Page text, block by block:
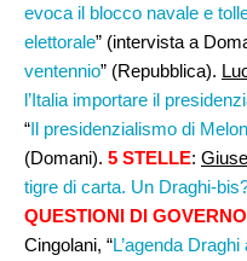
evoca il blocco navale e
elettorale” (intervista a
ventennio” (Repubblica).
l’Italia importare il
“Il presidenzialismo di
(Domani). 5 STELLE:
tigre di carta. Un Draghi-
QUESTIONI DI
Cingolani, “L’agenda